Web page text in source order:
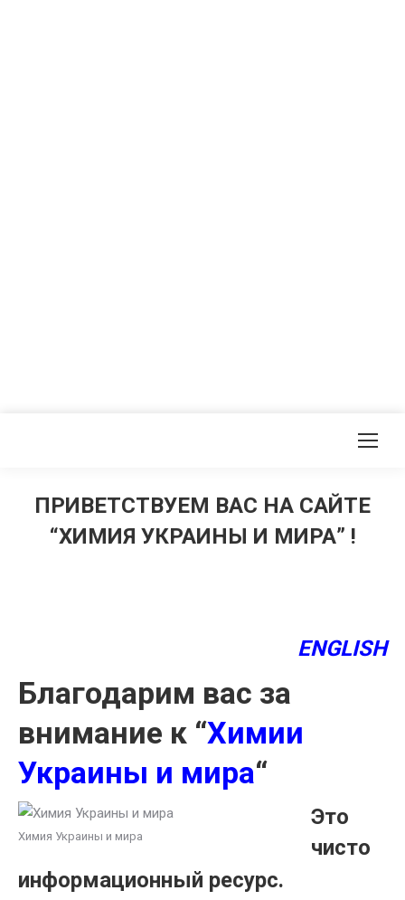
ПРИВЕТСТВУЕМ ВАС НА САЙТЕ
“ХИМИЯ УКРАИНЫ И МИРА” !
ENGLISH
Благодарим вас за
внимание к “Химии
Украины и мира“
Химия Украины и мира
Это
чисто
информационный ресурс.